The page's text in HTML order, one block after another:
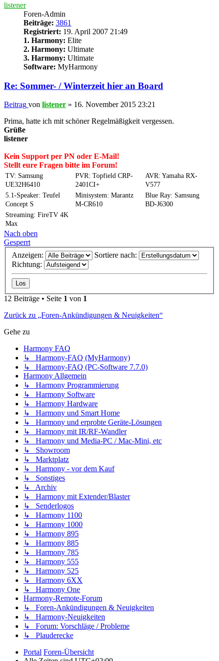
listener
Foren-Admin
Beiträge: 3861
Registriert: 19. April 2007 21:49
1. Harmony: Elite
2. Harmony: Ultimate
3. Harmony: Ultimate
Software: MyHarmony
Re: Sommer- / Winterzeit hier an Board
Beitrag von listener » 16. November 2015 23:21
Prima, hatte ich mit schöner Regelmäßigkeit vergessen.
Grüße
listener
Kein Support per PN oder E-Mail!
Stellt eure Fragen bitte im Forum!
TV: Samsung
UE32H6410
PVR: Topfield CRP-
2401CI+
AVR: Yamaha RX-
V577
5.1-Speaker: Teufel
Concept S
Minisystem: Marantz
M-CR610
Blue Ray: Samsung
BD-J6300
Streaming: FireTV 4K
Max
Nach oben
Gesperrt
Anzeigen:
Sortiere nach:
Richtung:
12 Beiträge • Seite 1 von 1
Zurück zu „Foren-Ankündigungen & Neuigkeiten“
Gehe zu
Harmony FAQ
↳ Harmony-FAQ (MyHarmony)
↳ Harmony-FAQ (PC-Software 7.7.0)
Harmony Allgemein
↳ Harmony Programmierung
↳ Harmony Software
↳ Harmony Hardware
↳ Harmony und Smart Home
↳ Harmony und erprobte Geräte-Lösungen
↳ Harmony mit IR/RF-Wandler
↳ Harmony und Media-PC / Mac-Mini, etc
↳ Showroom
↳ Marktplatz
↳ Harmony - vor dem Kauf
↳ Sonstiges
↳ Archiv
↳ Harmony mit Extender/Blaster
↳ Senderlogos
↳ Harmony 1100
↳ Harmony 1000
↳ Harmony 895
↳ Harmony 885
↳ Harmony 785
↳ Harmony 555
↳ Harmony 525
↳ Harmony 6XX
↳ Harmony One
Harmony-Remote-Forum
↳ Foren-Ankündigungen & Neuigkeiten
↳ Harmony-Neuigkeiten
↳ Forum: Vorschläge / Probleme
↳ Plauderecke
Portal Foren-Übersicht